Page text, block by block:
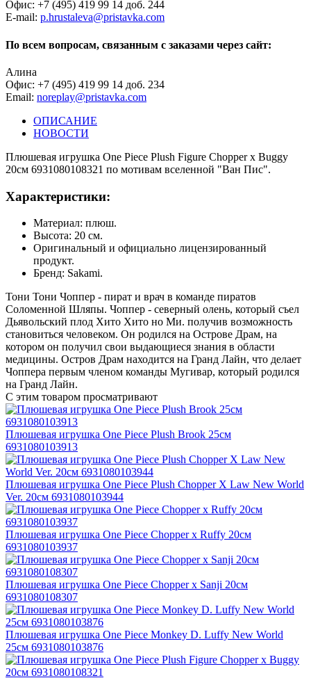
Офис: +7 (495) 419 99 14 доб. 244
E-mail: p.hrustaleva@pristavka.com
По всем вопросам, связанным с заказами через сайт:
Алина
Офис: +7 (495) 419 99 14 доб. 234
Email: noreplay@pristavka.com
ОПИСАНИЕ
НОВОСТИ
Плюшевая игрушка One Piece Plush Figure Chopper x Buggy
20см 6931080108321 по мотивам вселенной "Ван Пис".
Характеристики:
Материал: плюш.
Высота: 20 см.
Оригинальный и официально лицензированный
продукт.
Бренд: Sakami.
Тони Тони Чоппер - пират и врач в команде пиратов
Соломенной Шляпы. Чоппер - северный олень, который съел
Дьявольский плод Хито Хито но Ми. получив возможность
становиться человеком. Он родился на Острове Драм, на
котором он получил свои выдающиеся знания в области
медицины. Остров Драм находится на Гранд Лайн, что делает
Чоппера первым членом команды Мугивар, который родился
на Гранд Лайн.
С этим товаром просматривают
Плюшевая игрушка One Piece Plush Brook 25см
6931080103913
Плюшевая игрушка One Piece Plush Chopper X Law New World
Ver. 20см 6931080103944
Плюшевая игрушка One Piece Chopper x Ruffy 20см
6931080103937
Плюшевая игрушка One Piece Chopper x Sanji 20см
6931080108307
Плюшевая игрушка One Piece Monkey D. Luffy New World
25см 6931080103876